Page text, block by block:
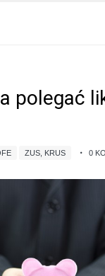
polegać
ZUS, KRUS 0